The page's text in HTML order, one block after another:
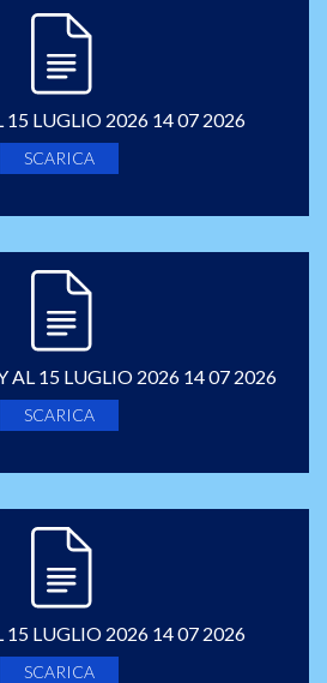
15 LUGLIO 2026 14 07 2026
SCARICA
AL 15 LUGLIO 2026 14 07 2026
SCARICA
15 LUGLIO 2026 14 07 2026
SCARICA